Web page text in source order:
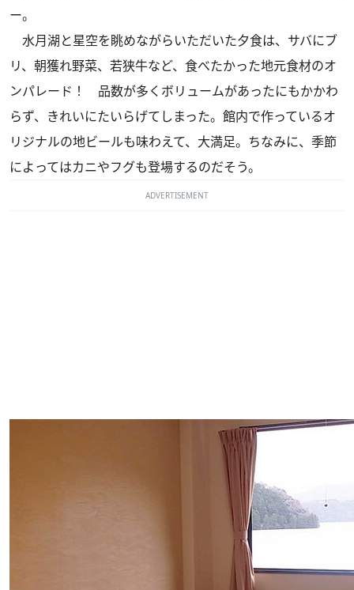
ー。
水月湖と星空を眺めながらいただいた夕食は、サバにブ
リ、朝獲れ野菜、若狭牛など、食べたかった地元食材のオ
ンパレード！ 品数が多くボリュームがあったにもかかわ
らず、きれいにたいらげてしまった。館内で作っているオ
リジナルの地ビールも味わえて、大満足。ちなみに、季節
によってはカニやフグも登場するのだそう。
ADVERTISEMENT